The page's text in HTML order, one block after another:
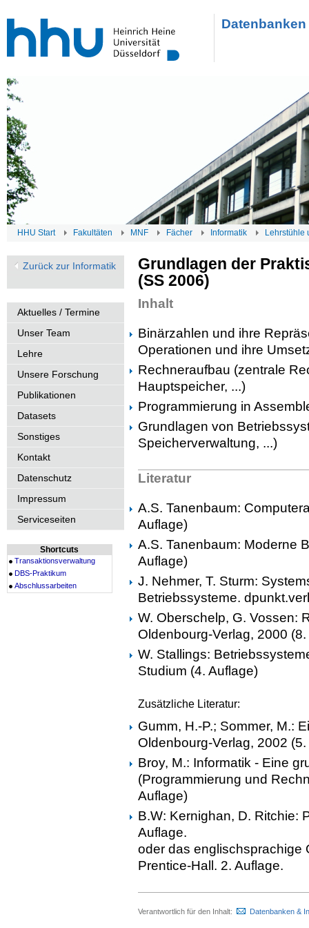
HHU Start Fakultäten MNF Fächer Informatik Lehrstühle
Zurück zur Informatik
Aktuelles / Termine
Unser Team
Lehre
Unsere Forschung
Publikationen
Datasets
Sonstiges
Kontakt
Datenschutz
Impressum
Serviceseiten
Shortcuts
Transaktionsverwaltung
DBS-Praktikum
Abschlussarbeiten
Grundlagen der
(SS 2006)
Inhalt
Binärzahlen und ihre
Operationen und ihre
Rechneraufbau (zentrale
Hauptspeicher, ...)
Programmierung in
Grundlagen von
Speicherverwaltung, ...)
Literatur
A.S. Tanenbaum:
Auflage)
A.S. Tanenbaum: Moderne
Auflage)
J. Nehmer, T. Sturm:
Betriebssysteme.
W. Oberschelp, G. Vossen:
Oldenbourg-Verlag, 2000
W. Stallings:
Studium (4. Auflage)
Zusätzliche Literatur:
Gumm, H.-P.; Sommer, M.:
Oldenbourg-Verlag, 2002
Broy, M.: Informatik - Eine
(Programmierung und
Auflage)
B.W: Kernighan, D. Ritchie:
Auflage.
oder das englischsprachige
Prentice-Hall. 2. Auflage.
Verantwortlich für den Inhalt: Datenbanken &